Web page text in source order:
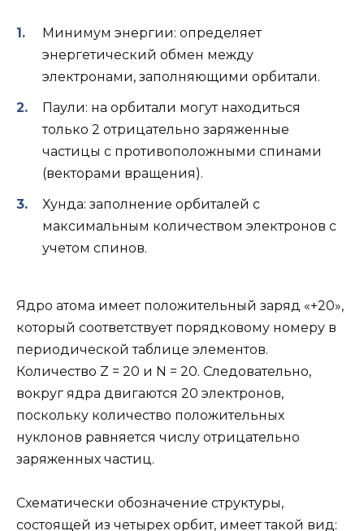
Минимум энергии: определяет
энергетический обмен между
электронами, заполняющими орбитали.
Паули: на орбитали могут находиться
только 2 отрицательно заряженные
частицы с противоположными спинами
(векторами вращения).
Хунда: заполнение орбиталей с
максимальным количеством электронов с
учетом спинов.
Ядро атома имеет положительный заряд «+20»,
который соответствует порядковому номеру в
периодической таблице элементов.
Количество Z = 20 и N = 20. Следовательно,
вокруг ядра двигаются 20 электронов,
поскольку количество положительных
нуклонов равняется числу отрицательно
заряженных частиц.
Схематически обозначение структуры,
состоящей из четырех орбит, имеет такой вид: